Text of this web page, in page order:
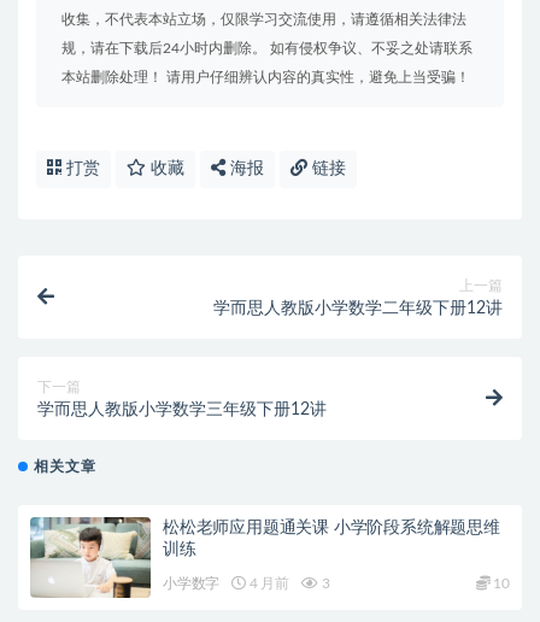
收集，不代表本站立场，仅限学习交流使用，请遵循相关法律法
规，请在下载后24小时内删除。 如有侵权争议、不妥之处请联系
本站删除处理！ 请用户仔细辨认内容的真实性，避免上当受骗！
打赏 收藏 海报 链接
上一篇
学而思人教版小学数学二年级下册12讲
下一篇
学而思人教版小学数学三年级下册12讲
相关文章
松松老师应用题通关课 小学阶段系统解题思维
训练
小学数字 4 月前 3 10